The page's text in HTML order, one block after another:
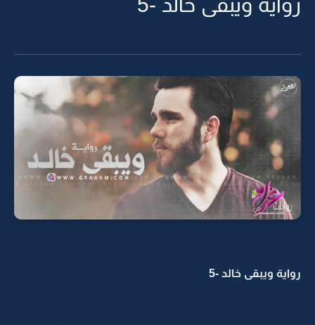
رواية ويبقى خالد -5